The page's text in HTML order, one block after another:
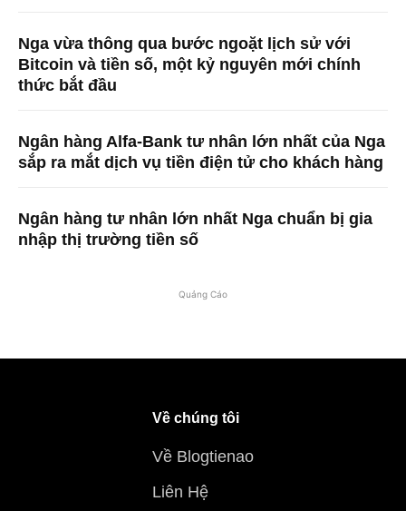
Nga vừa thông qua bước ngoặt lịch sử với
Bitcoin và tiền số, một kỷ nguyên mới chính
thức bắt đầu
Ngân hàng Alfa-Bank tư nhân lớn nhất của Nga
sắp ra mắt dịch vụ tiền điện tử cho khách hàng
Ngân hàng tư nhân lớn nhất Nga chuẩn bị gia
nhập thị trường tiền số
Quảng Cáo
Về chúng tôi
Về Blogtienao
Liên Hệ